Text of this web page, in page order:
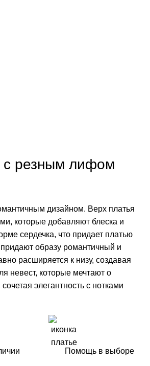
с резным лифом
дизайном. Верх платья
которые добавляют блеска и
сердечка, что придает платью
образу романтичный и
расширяется к низу, создавая
невест, которые мечтают о
элегантность с нотками
Помощь в выборе